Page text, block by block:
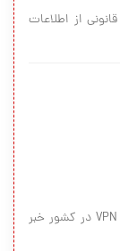
از اطلاعات
دبیر شورایعالی فضای مجازی از ارائه خدمات قانونی VPN در کشور خبر